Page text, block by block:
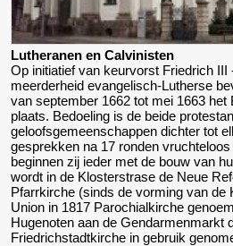
Lutheranen en Calvinisten
Op initiatief van keurvorst Friedrich III
meerderheid evangelisch-Lutherse
van september 1662 tot mei 1663
plaats. Bedoeling is de beide
geloofsgemeenschappen dichter tot
gesprekken na 17 ronden
beginnen zij ieder met de bouw van
wordt in de Klosterstrase de Neue
Pfarrkirche (sinds de vorming van de
Union in 1817 Parochialkirche
Hugenoten aan de Gendarmenmarkt
Friedrichstadtkirche in gebruik